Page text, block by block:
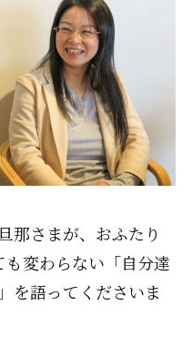
那さまが、おふたり
変わらない「自分達
を語ってくださいま